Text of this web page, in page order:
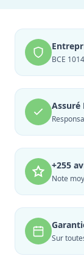
BCE
Assuré
+255
Note
Sur